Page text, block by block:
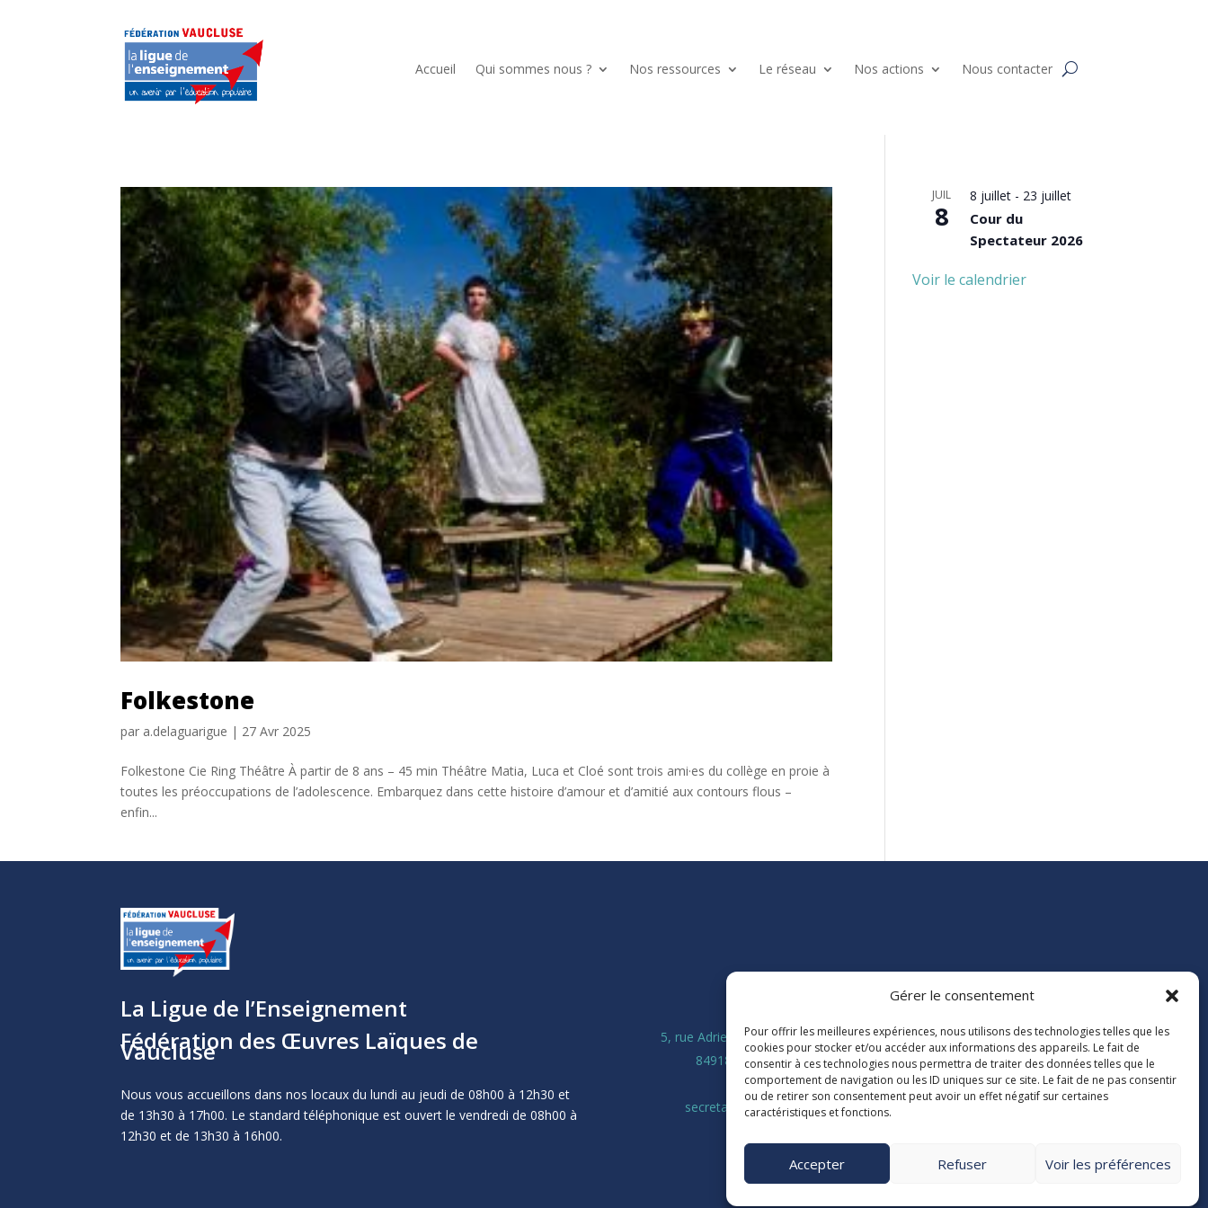
Gérer le consentement
Pour offrir les meilleures expériences, nous utilisons des technologies telles que les
cookies pour stocker et/ou accéder aux informations des appareils. Le fait de
consentir à ces technologies nous permettra de traiter des données telles que le
comportement de navigation ou les ID uniques sur ce site. Le fait de ne pas consentir
ou de retirer son consentement peut avoir un effet négatif sur certaines
caractéristiques et fonctions.
Accepter Refuser Voir les préférences
Accueil Qui sommes nous ? Nos ressources Le réseau Nos actions Nous contacter
Folkestone
par a.delaguarigue | 27 Avr 2025
Folkestone Cie Ring Théâtre À partir de 8 ans – 45 min Théâtre Matia, Luca et Cloé sont trois ami·es du collège en proie à
toutes les préoccupations de l’adolescence. Embarquez dans cette histoire d’amour et d’amitié aux contours flous –
enfin...
JUIL
8
8 juillet - 23 juillet
Cour du
Spectateur 2026
Voir le calendrier
La Ligue de l’Enseignement
Fédération des Œuvres Laïques de
Vaucluse
Nous vous accueillons dans nos locaux du lundi au jeudi de 08h00 à 12h30 et
de 13h30 à 17h00. Le standard téléphonique est ouvert le vendredi de 08h00 à
12h30 et de 13h30 à 16h00.
5, rue Adrien Marcel CS40163
84918 Avignon Cedex 9
04 90 13 38 00
secretariat@laligue84.org

Mentions légales